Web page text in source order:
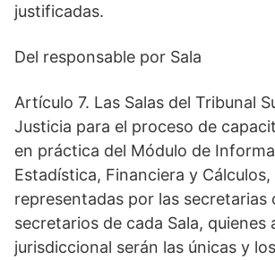
justificadas.
Del responsable por Sala
Artículo 7. Las Salas del Tribunal
Justicia para el proceso de
en práctica del Módulo de
Estadística, Financiera y Cálculos,
representadas por las secretarias
secretarios de cada Sala, quienes
jurisdiccional serán las únicas y